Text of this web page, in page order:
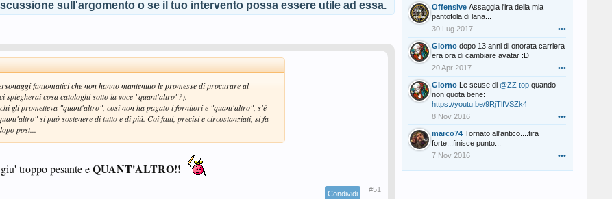
sull'argomento o se il tuo intervento possa essere utile ad essa.
fantomatici che non hanno mantenuto le promesse di procurare al
cosa catologhi sotto la voce "quant'altro"?).
gli prometteva "quant'altro", così non ha pagato i fornitori e "quant'altro", s'è
si può sostenere di tutto e di più. Coi fatti, precisi e circostanziati, si fa
post...
troppo pesante eQUANT'ALTRO!!
Condividi #51
Offensive Assaggia l'ira della mia
pantofola di lana...
30 Lug 2017
•••
Giorno dopo 13 anni di onorata carriera
era ora di cambiare avatar :D
20 Apr 2017
•••
Giorno Le scuse di @ZZ top quando
non quota bene:
https://youtu.be/9RjTlfVSZk4
8 Nov 2016
•••
marco74 Tornato all'antico....tira
forte...finisce punto...
7 Nov 2016
•••